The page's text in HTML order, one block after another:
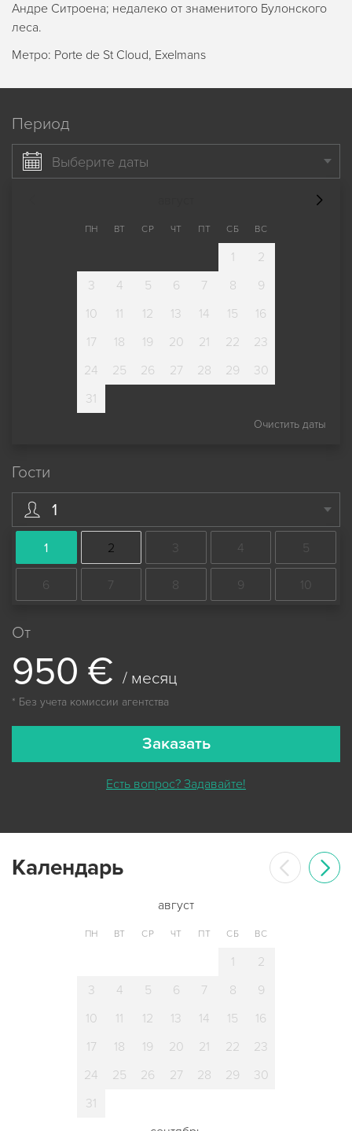
Андре Ситроена; недалеко от знаменитого Булонского
леса.
Метро: Porte de St Cloud, Exelmans
Период
Выберите даты
ПН ВТ СР ЧТ ПТ СБ ВС
1
2
3
4 5 6 7 8
9
10
11 12 13 14 15
16
17
18 19 20 21 22
23
24
25 26 27 28 29
30
31
Очистить даты
Гости
1
1 2 3 4 5
6 7 8 9 10
От
950 € / месяц
* Без учета комиссии агентства
Заказать
Есть вопрос? Задавайте!
Календарь
август
ПН ВТ СР ЧТ ПТ СБ ВС
1
2
3
4 5 6 7 8
9
10
11 12 13 14 15
16
17
18 19 20 21 22
23
24
25 26 27 28 29
30
31